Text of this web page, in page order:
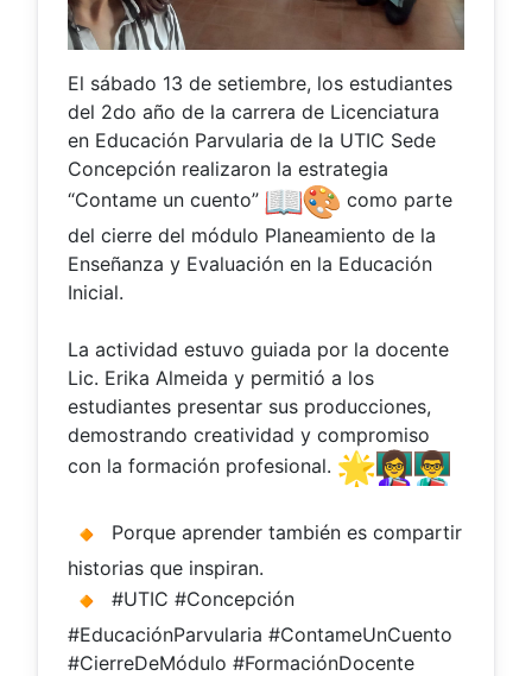
El sábado 13 de setiembre, los estudiantes
del 2do año de la carrera de Licenciatura
en Educación Parvularia de la UTIC Sede
Concepción realizaron la estrategia
“Contame un cuento”
como parte
del cierre del módulo Planeamiento de la
Enseñanza y Evaluación en la Educación
Inicial.
La actividad estuvo guiada por la docente
Lic. Erika Almeida y permitió a los
estudiantes presentar sus producciones,
demostrando creatividad y compromiso
con la formación profesional.
Porque aprender también es compartir
historias que inspiran.
#UTIC #Concepción
#EducaciónParvularia #ContameUnCuento
#CierreDeMódulo #FormaciónDocente